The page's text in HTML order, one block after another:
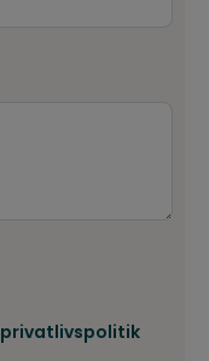
privatlivspolitik